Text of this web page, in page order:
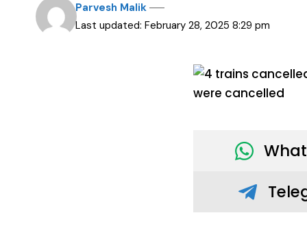
Last updated: February 28, 2025 8:29 pm
Parvesh Malik